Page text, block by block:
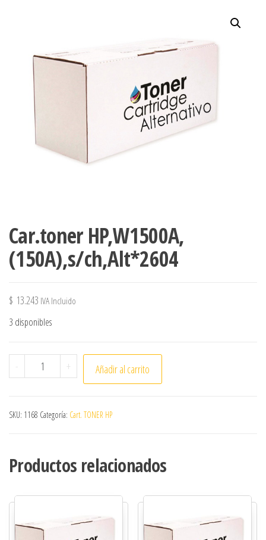
Car.toner HP,W1500A,
(150A),s/ch,Alt*2604
$ 13.243 IVA Incluido
3 disponibles
- Car.toner HP,W1500A,(150A),s/ch,Alt*2604 cantidad
+ Añadir al carrito
SKU: 1168 Categoría: Cart. TONER HP
Productos relacionados